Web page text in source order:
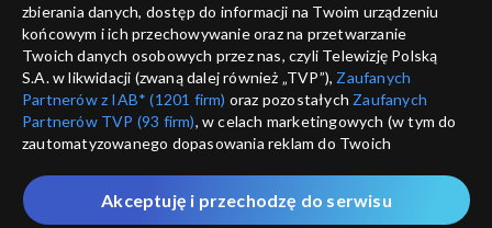
Rozmowy z Andrzejem
Doboszem
Kazimiera Iłłakowiczówna,
cz. 1
Rozmowy z Andrzejem
Doboszem
Wilam Horzyca
Rozmowy z Andrzejem
Rozmowy z Andrzejem
zbierania danych, dostęp do informacji na Twoim urządzeniu
końcowym i ich przechowywanie oraz na przetwarzanie
Twoich danych osobowych przez nas, czyli Telewizję Polską
S.A. w likwidacji (zwaną dalej również „TVP”), Zaufanych
Partnerów z IAB* (1201 firm) oraz pozostałych Zaufanych
Partnerów TVP (93 firm), w celach marketingowych (w tym do
zautomatyzowanego dopasowania reklam do Twoich
które wskazujemy poniżej, a także zgody na udostępnianie
przez nas identyfikatora PPID do Google.
Akceptuję i przechodzę do serwisu